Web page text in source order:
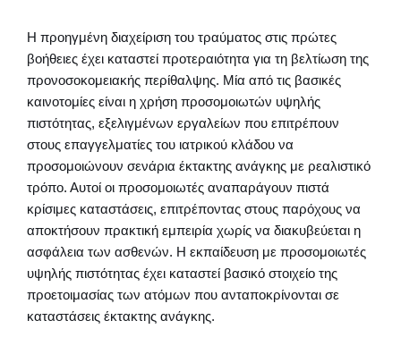
Η προηγμένη διαχείριση του τραύματος στις πρώτες
βοήθειες έχει καταστεί προτεραιότητα για τη βελτίωση της
προνοσοκομειακής περίθαλψης. Μία από τις βασικές
καινοτομίες είναι η χρήση προσομοιωτών υψηλής
πιστότητας, εξελιγμένων εργαλείων που επιτρέπουν
στους επαγγελματίες του ιατρικού κλάδου να
προσομοιώνουν σενάρια έκτακτης ανάγκης με ρεαλιστικό
τρόπο. Αυτοί οι προσομοιωτές αναπαράγουν πιστά
κρίσιμες καταστάσεις, επιτρέποντας στους παρόχους να
αποκτήσουν πρακτική εμπειρία χωρίς να διακυβεύεται η
ασφάλεια των ασθενών. Η εκπαίδευση με προσομοιωτές
υψηλής πιστότητας έχει καταστεί βασικό στοιχείο της
προετοιμασίας των ατόμων που ανταποκρίνονται σε
καταστάσεις έκτακτης ανάγκης.